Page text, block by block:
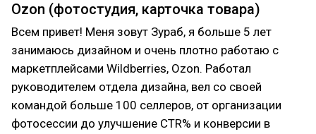
Ozon (фотостудия, карточка товара)
Всем привет! Меня зовут Зураб, я больше 5 лет
занимаюсь дизайном и очень плотно работаю с
маркетплейсами Wildberries, Ozon. Работал
руководителем отдела дизайна, вел со своей
командой больше 100 селлеров, от организации
фотосессии до улучшение CTR% и конверсии в